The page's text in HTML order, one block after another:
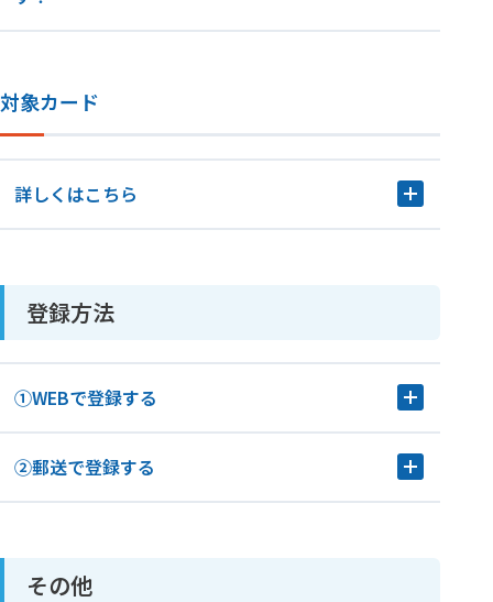
対象カード
詳しくはこちら
登録方法
①WEBで登録する
②郵送で登録する
その他